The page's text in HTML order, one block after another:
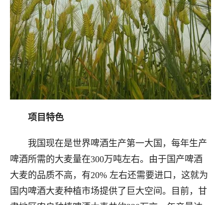
项目特色
我国现在是世界啤酒生产第一大国，每年生产
啤酒所需的大麦量在300万吨左右。由于国产啤酒
大麦的品质不高，有20% 左右还需要进口，这就为
国内啤酒大麦种植市场提供了巨大空间。目前，甘